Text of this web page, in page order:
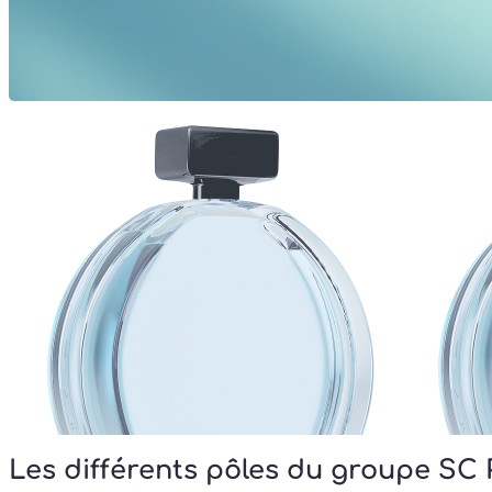
Les différents pôles du groupe SC